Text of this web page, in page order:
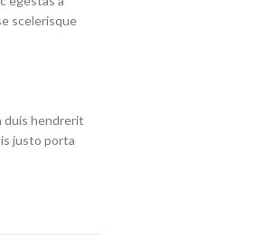
scelerisque
hendrerit
justo porta